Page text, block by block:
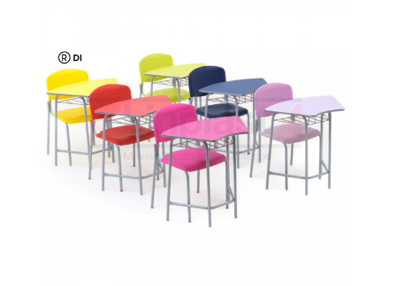
Armários em Aço
Longarinas
Quadro Branco
Linha Wood Prime
Cadeira especial